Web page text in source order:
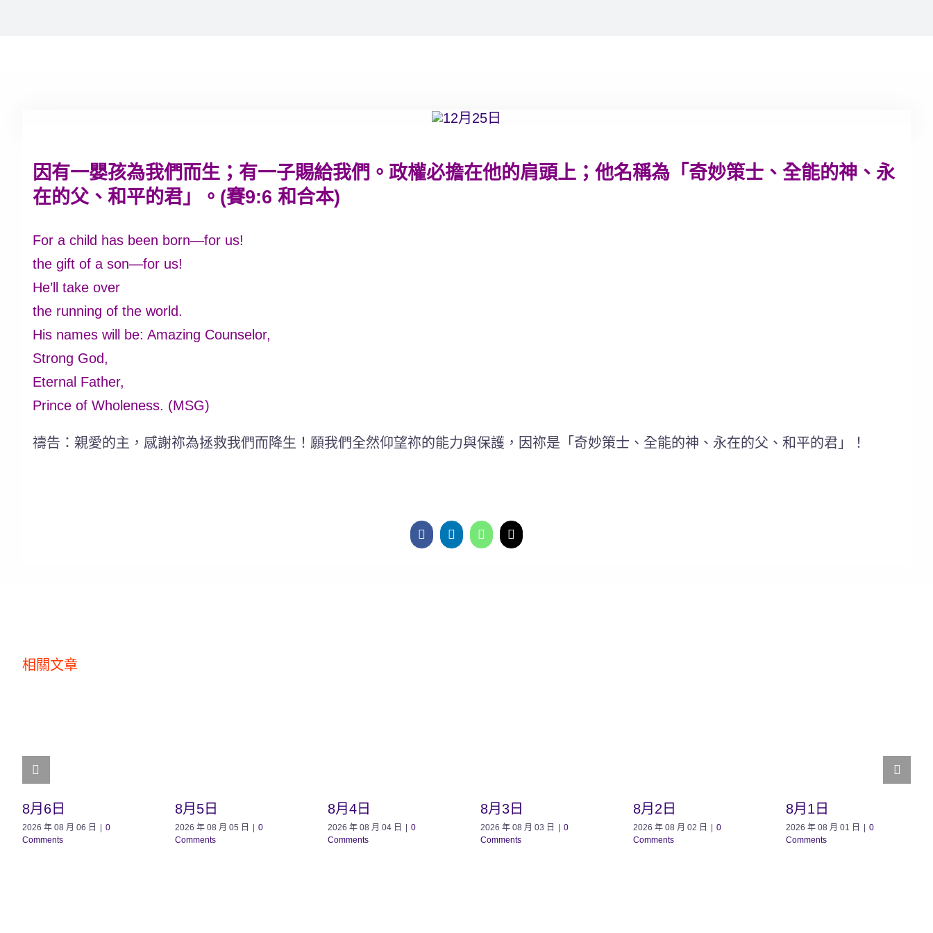
因有一嬰孩為我們而生；有一子賜給我們。政權必擔在他的肩頭上；他名稱為「奇妙策士、全能的神、永
在的父、和平的君」。(賽9:6 和合本)
For a child has been born—for us!
the gift of a son—for us!
He’ll take over
the running of the world.
His names will be: Amazing Counselor,
Strong God,
Eternal Father,
Prince of Wholeness. (MSG)
禱告：親愛的主，感謝祢為拯救我們而降生！願我們全然仰望祢的能力與保護，因祢是「奇妙策士、全能的神、永在的父、和平的君」！
相關文章
8月6日
2026 年 08 月 06 日
0
Comments
8月5日
2026 年 08 月 05 日
0
Comments
8月4日
2026 年 08 月 04 日
0
Comments
8月3日
2026 年 08 月 03 日
0
Comments
8月2日
2026 年 08 月 02 日
0
Comments
8月1日
2026 年 08 月 01 日
0
Comments